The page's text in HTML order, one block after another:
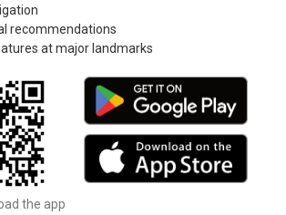
recommendations
at major landmarks
the app